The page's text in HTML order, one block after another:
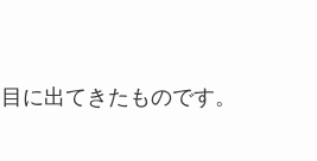
に出てきたものです。